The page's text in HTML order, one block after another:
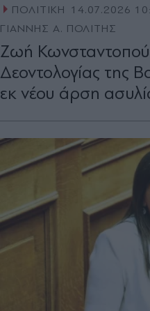
ΠΟΛΙΤΙΚΗ
14.07.2026
ΓΙΑΝΝΗΣ Α. ΠΟΛΙΤΗΣ
Ζωή
Δεοντολογίας της
εκ νέου άρση